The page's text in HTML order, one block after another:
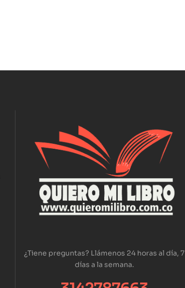
¿Tiene preguntas? Llámenos 24 horas al día, 7
días a la semana.